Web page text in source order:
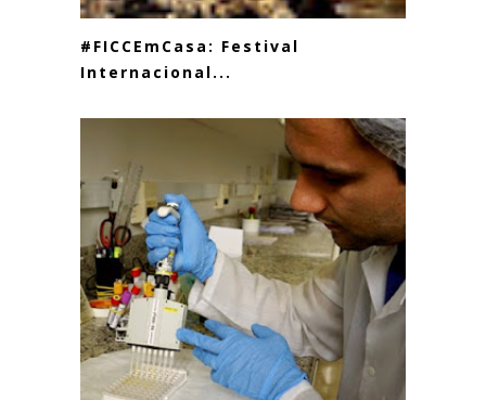
#FICCEmCasa: Festival
Internacional...